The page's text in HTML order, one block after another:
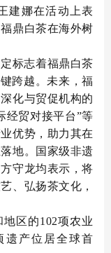
建娜在活动上表
鼎白茶在海外树
标志着福鼎白茶
跨越。未来，福
化与贸促机构的
经贸对接平台”等
优势，助力其在
地。国家级非遗
守龙均表示，将
、弘扬茶文化，
区的102项农业
遗产位居全球首